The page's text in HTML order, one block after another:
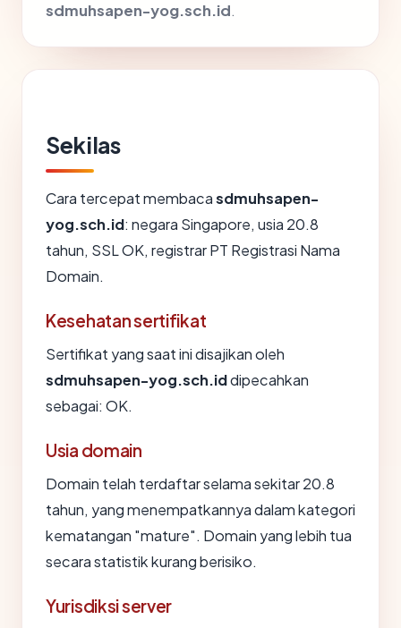
sdmuhsapen-yog.sch.id.
Sekilas
Cara tercepat membacasdmuhsapen-
yog.sch.id: negara Singapore, usia 20.8
tahun, SSL OK, registrar PT Registrasi Nama
Domain.
Kesehatan sertifikat
Sertifikat yang saat ini disajikan oleh
sdmuhsapen-yog.sch.iddipecahkan
sebagai: OK.
Usia domain
Domain telah terdaftar selama sekitar 20.8
tahun, yang menempatkannya dalam kategori
kematangan "mature". Domain yang lebih tua
secara statistik kurang berisiko.
Yurisdiksi server